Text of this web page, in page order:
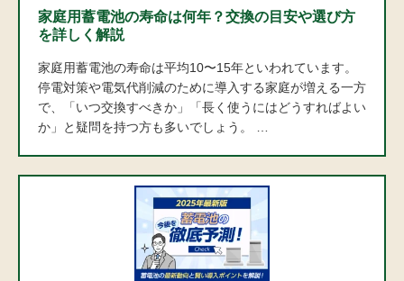
家庭用蓄電池の寿命は何年？交換の目安や選び方
を詳しく解説
家庭用蓄電池の寿命は平均10〜15年といわれています。
停電対策や電気代削減のために導入する家庭が増える一方
で、「いつ交換すべきか」「長く使うにはどうすればよい
か」と疑問を持つ方も多いでしょう。 …